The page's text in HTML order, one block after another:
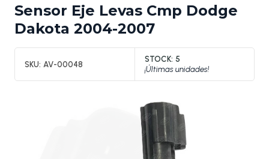
Sensor Eje Levas Cmp Dodge
Dakota 2004-2007
SKU: AV-00048
STOCK: 5
¡Últimas unidades!